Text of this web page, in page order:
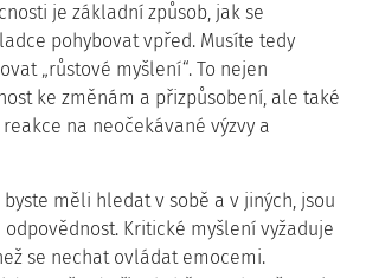
je základní způsob, jak se
pohybovat vpřed. Musíte tedy
„růstové myšlení“. To nejen
ke změnám a přizpůsobení, ale také
na neočekávané výzvy a
měli hledat v sobě a v jiných, jsou
Kritické myšlení vyžaduje
se nechat ovládat emocemi.